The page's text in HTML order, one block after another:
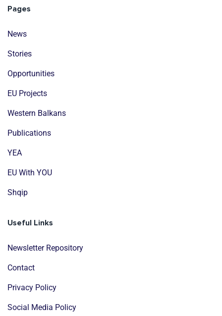
Pages
News
Stories
Opportunities
EU Projects
Western Balkans
Publications
YEA
EU With YOU
Shqip
Useful Links
Newsletter Repository
Contact
Privacy Policy
Social Media Policy